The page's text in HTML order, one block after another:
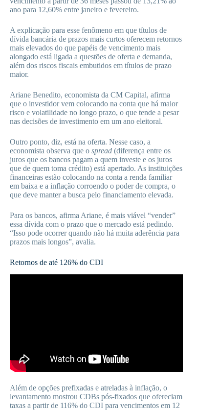
ano para 12,60% entre janeiro e fevereiro.
A explicação para esse fenômeno em que títulos de
dívida bancária de prazos mais curtos oferecem retornos
mais elevados do que papéis de vencimento mais
alongado está ligada a questões de oferta e demanda,
além dos riscos fiscais embutidos em títulos de prazo
maior.
Ariane Benedito, economista da CM Capital, afirma
que o investidor vem colocando na conta que há maior
risco e volatilidade no longo prazo, o que tende a pesar
nas decisões de investimento em um ano eleitoral.
Outro ponto, diz, está na oferta. Nesse caso, a
economista observa que o spread (diferença entre os
juros que os bancos pagam a quem investe e os juros
que de quem toma crédito) está apertado. As instituições
financeiras estão colocando na conta a renda familiar
em baixa e a inflação corroendo o poder de compra, o
que deve manter a busca pelo financiamento elevada.
Para os bancos, afirma Ariane, é mais viável “vender”
essa dívida com o prazo que o mercado está pedindo.
“Isso pode ocorrer quando não há muita aderência para
prazos mais longos”, avalia.
Retornos de até 126% do CDI
Além de opções prefixadas e atreladas à inflação, o
levantamento mostrou CDBs pós-fixados que ofereciam
taxas a partir de 116% do CDI para vencimentos em 12